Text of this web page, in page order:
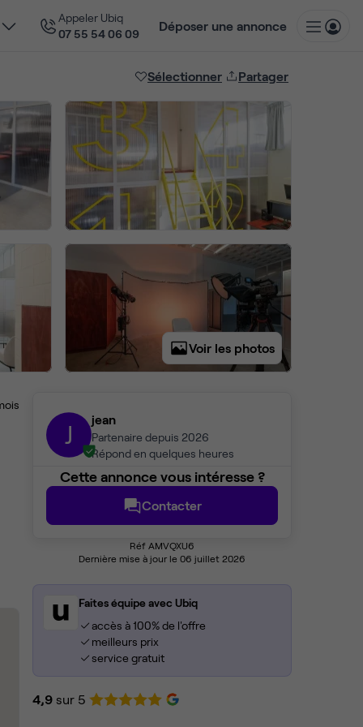
Appeler Ubiq
07 55 54 06 09
Déposer une annonce
Sélectionner Partager
Voir les photos
J jean
Partenaire depuis 2026
Répond en quelques heures
Cette annonce vous intéresse ?
Contacter
Réf AMVQXU6
Dernière mise à jour le 06 juillet 2026
Faites équipe avec Ubiq
accès à 100% de l'offre
meilleurs prix
service gratuit
4,9 sur 5